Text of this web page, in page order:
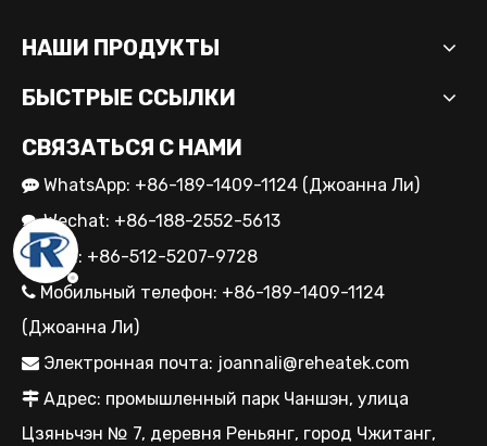
НАШИ ПРОДУКТЫ
БЫСТРЫЕ ССЫЛКИ
СВЯЗАТЬСЯ С НАМИ
 WhatsApp: +86-189-1409-1124 (Джоанна Ли)
Wechat: +86-188-2552-5613
 Тел.: +86-512-5207-9728
 Мобильный телефон: +86-189-1409-1124
(Джоанна Ли)
 Электронная почта: joannali@reheatek.com
 Адрес: промышленный парк Чаншэн, улица
Цзяньчэн № 7, деревня Реньянг, город Чжитанг,